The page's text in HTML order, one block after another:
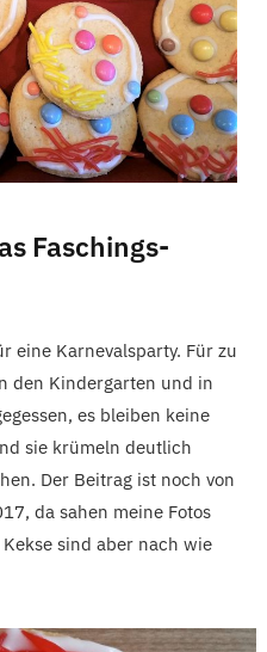
r
t
Faschings-
eine Karnevalsparty. Für zu
den Kindergarten und in
es bleiben keine
sie krümeln deutlich
Der Beitrag ist noch von
da sahen meine Fotos
sind aber nach wie